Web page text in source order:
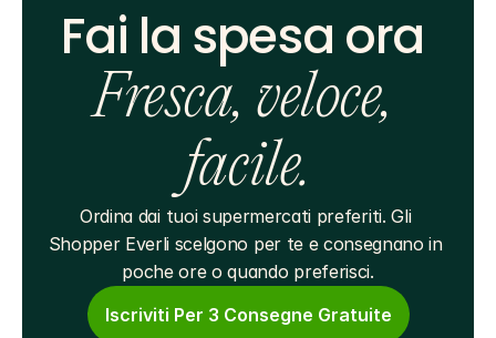
Fai la spesa ora
Fresca, veloce,
facile.
Ordina dai tuoi supermercati preferiti. Gli
Shopper Everli scelgono per te e consegnano in
poche ore o quando preferisci.
Iscriviti Per 3 Consegne Gratuite